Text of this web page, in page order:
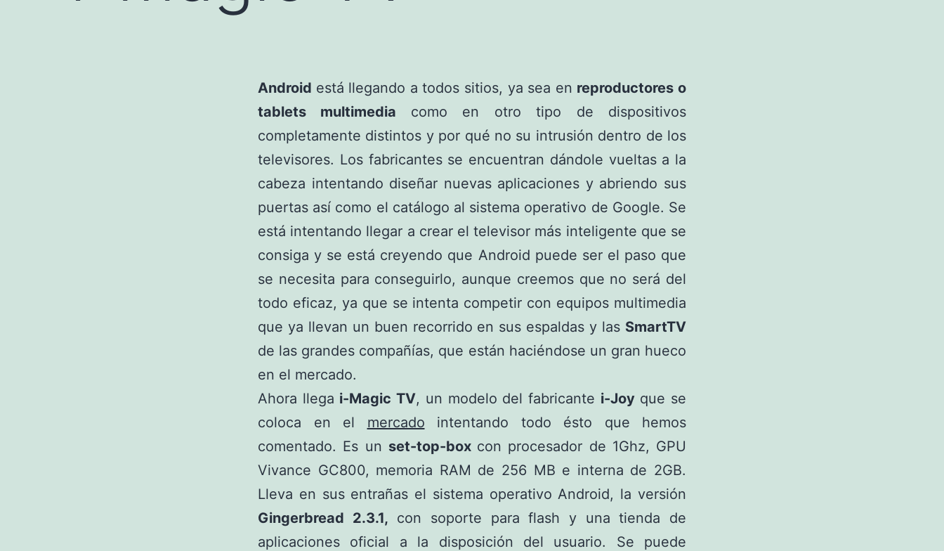
Android está llegando a todos sitios, ya sea en reproductores o
tablets multimedia como en otro tipo de dispositivos
completamente distintos y por qué no su intrusión dentro de los
televisores. Los fabricantes se encuentran dándole vueltas a la
cabeza intentando diseñar nuevas aplicaciones y abriendo sus
puertas así como el catálogo al sistema operativo de Google. Se
está intentando llegar a crear el televisor más inteligente que se
consiga y se está creyendo que Android puede ser el paso que
se necesita para conseguirlo, aunque creemos que no será del
todo eficaz, ya que se intenta competir con equipos multimedia
que ya llevan un buen recorrido en sus espaldas y las SmartTV
de las grandes compañías, que están haciéndose un gran hueco
en el mercado.
Ahora llega i-Magic TV, un modelo del fabricante i-Joyque se
coloca en el mercado intentando todo ésto que hemos
comentado. Es un set-top-box con procesador de 1Ghz, GPU
Vivance GC800, memoria RAM de 256 MB e interna de 2GB.
Lleva en sus entrañas el sistema operativo Android, la versión
Gingerbread 2.3.1, con soporte para flash y una tienda de
aplicaciones oficial a la disposición del usuario. Se puede